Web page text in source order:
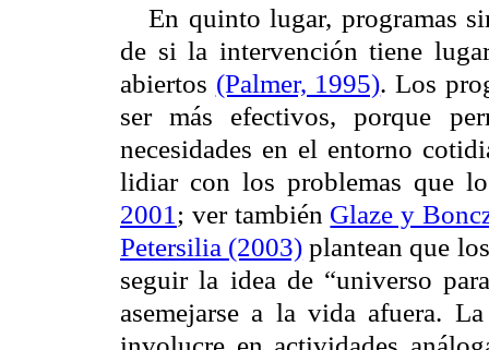
En quinto lugar, programas
de si la intervención tiene
abiertos (Palmer, 1995). Los
ser más efectivos, porque
necesidades en el entorno
lidiar con los problemas que
2001 ; ver también Glaze y
Petersilia (2003) plantean que
seguir la idea de “universo
asemejarse a la vida afuera.